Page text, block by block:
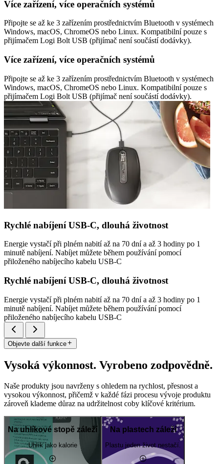
Více zařízení, více operačních systémů
Připojte se až ke 3 zařízením prostřednictvím Bluetooth v systémech
Windows, macOS, ChromeOS nebo Linux. Kompatibilní pouze s
přijímačem Logi Bolt USB (přijímač není součástí dodávky).
Více zařízení, více operačních systémů
Připojte se až ke 3 zařízením prostřednictvím Bluetooth v systémech
Windows, macOS, ChromeOS nebo Linux. Kompatibilní pouze s
přijímačem Logi Bolt USB (přijímač není součástí dodávky).
Rychlé nabíjení USB-C, dlouhá životnost
Energie vystačí při plném nabití až na 70 dní a až 3 hodiny po 1
minutě nabíjení. Nabíjet můžete během používání pomocí
přiloženého nabíjecího kabelu USB-C
Rychlé nabíjení USB-C, dlouhá životnost
Energie vystačí při plném nabití až na 70 dní a až 3 hodiny po 1
minutě nabíjení. Nabíjet můžete během používání pomocí
přiloženého nabíjecího kabelu USB-C
Objevte další funkce
Vysoká výkonnost. Vyrobeno zodpovědně.
Naše produkty jsou navrženy s ohledem na rychlost, přesnost a
vysokou výkonnost, přičemž v každé fázi procesu vývoje produktu
zároveň klademe důraz na udržitelnost coby klíčové kritérium.
Na uhlíkové stopě záleží
Uhlík jako kalorie
Na plastech záleží
Plastu jeden život nestačí.